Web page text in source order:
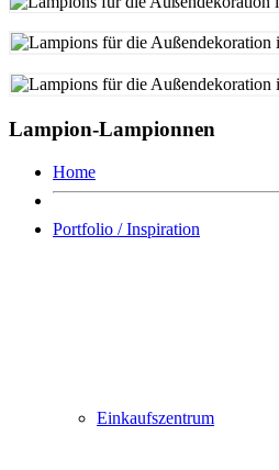
Lampion-Lampionnen
Home
Portfolio / Inspiration
Einkaufszentrum